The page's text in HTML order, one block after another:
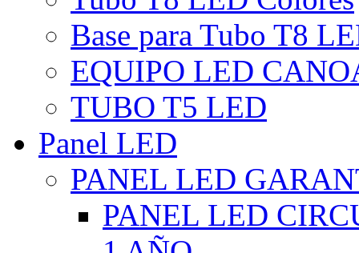
Base para Tubo T8
EQUIPO LED
TUBO T5 LED
Panel LED
PANEL LED
PANEL LED